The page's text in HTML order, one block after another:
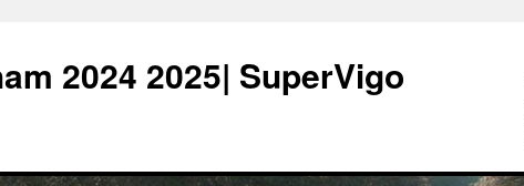
2024 2025| SuperVigo